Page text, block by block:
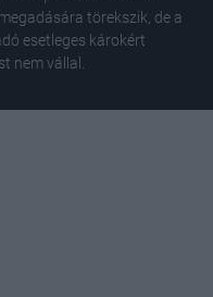
törekszik, de a
esetleges károkért
nem vállal.